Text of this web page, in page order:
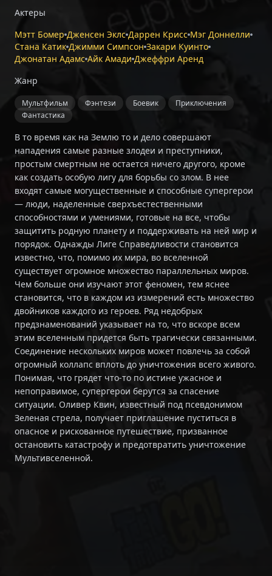
Актеры
Мэтт Бомер Дженсен Эклс Даррен Крисс Мэг Доннелли
Стана Катик Джимми Симпсон Закари Куинто
Джонатан Адамс Айк Амади Джеффри Аренд
Жанр
Мультфильм Фэнтези Боевик
Приключения
Фантастика
В то время как на Землю то и дело совершают
нападения самые разные злодеи и преступники,
простым смертным не остается ничего другого, кроме
как создать особую лигу для борьбы со злом. В нее
входят самые могущественные и способные супергерои
— люди, наделенные сверхъестественными
способностями и умениями, готовые на все, чтобы
защитить родную планету и поддерживать на ней мир и
порядок. Однажды Лиге Справедливости становится
известно, что, помимо их мира, во вселенной
существует огромное множество параллельных миров.
Чем больше они изучают этот феномен, тем яснее
становится, что в каждом из измерений есть множество
двойников каждого из героев. Ряд недобрых
предзнаменований указывает на то, что вскоре всем
этим вселенным придется быть трагически связанными.
Соединение нескольких миров может повлечь за собой
огромный коллапс вплоть до уничтожения всего живого.
Понимая, что грядет что-то по истине ужасное и
непоправимое, супергерои берутся за спасение
ситуации. Оливер Квин, известный под псевдонимом
Зеленая стрела, получает приглашение пуститься в
опасное и рискованное путешествие, призванное
остановить катастрофу и предотвратить уничтожение
Мультивселенной.